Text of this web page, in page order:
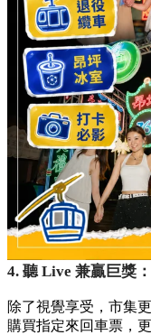
4. 聽 Live 兼贏巨獎
除了視覺享受，市集
購買指定來回車票，